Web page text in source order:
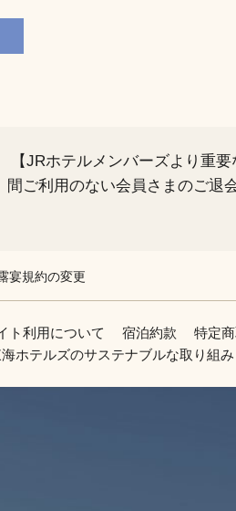
【JRホテルメンバーズより重
間ご利用のない会員さまのご退
宴規約の変更
ト利用について 宿泊約款
特定
ホテルズのサステナブルな取り組み